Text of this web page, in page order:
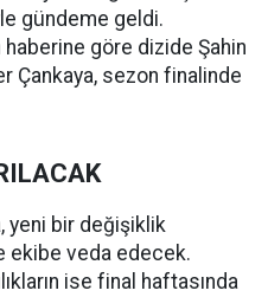
gündeme geldi.
haberine göre dizide Şahin
Çankaya, sezon finalinde
yeni bir değişiklik
ekibe veda edecek.
ise final haftasında